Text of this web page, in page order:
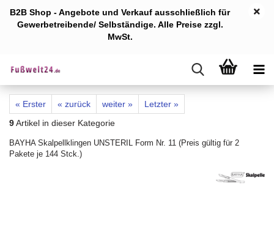
B2B Shop - Angebote und Verkauf ausschließlich für
Gewerbetreibende/ Selbständige. Alle Preise zzgl.
MwSt.
« Erster « zurück weiter »
Letzter »
9Artikel in dieser Kategorie
BAYHA Skalpellklingen UNSTERIL Form Nr. 11 (Preis gültig für 2
Pakete je 144 Stck.)